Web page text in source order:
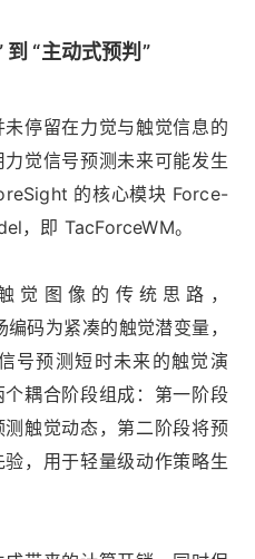
到 “主动式预判”
停留在力觉与触觉信息的
觉信号预测未来可能发生
的核心模块 Force-
，即 TacForceWM。
觉图像的传统思路，
码为紧凑的触觉潜变量，
号预测短时未来的触觉演
耦合阶段组成：第一阶段
触觉动态，第二阶段将预
，用于轻量级动作策略生